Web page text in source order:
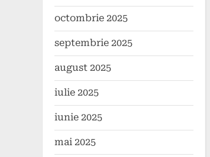
octombrie 2025
septembrie 2025
august 2025
iulie 2025
iunie 2025
mai 2025